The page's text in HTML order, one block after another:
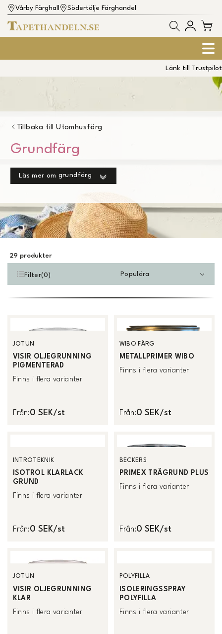
Vårby Färghall Södertälje Färghandel
Länk till Trustpilot
Tillbaka till Utomhusfärg
Grundfärg
Läs mer om grundfärg
29 produkter
Filter(0) Populära
JOTUN
VISIR OLJEGRUNNING
PIGMENTERAD
Finns i flera varianter
Från:0 SEK/st
WIBO FÄRG
METALLPRIMER WIBO
Finns i flera varianter
Från:0 SEK/st
INTROTEKNIK
ISOTROL KLARLACK
GRUND
Finns i flera varianter
Från:0 SEK/st
BECKERS
PRIMEX TRÄGRUND PLUS
Finns i flera varianter
Från:0 SEK/st
JOTUN
VISIR OLJEGRUNNING
KLAR
Finns i flera varianter
POLYFILLA
ISOLERINGSSPRAY
POLYFILLA
Finns i flera varianter